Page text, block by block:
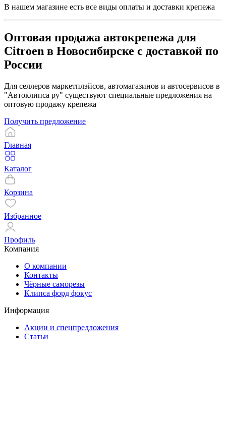
В нашем магазине есть все виды оплаты и доставки крепежа
Оптовая продажа автокрепежа для
Citroen в Новосибирске с доставкой по
России
Для селлеров маркетплэйсов, автомагазинов и автосервисов в
"Автоклипса ру" существуют специальные предложения на
оптовую продажу крепежа
Получить предложение
Главная
Каталог
Корзина
Избранное
Профиль
Компания
О компании
Контакты
Чёрные саморезы
Клипса форд фокус
Информация
Акции и спецпредложения
Статьи
Новости